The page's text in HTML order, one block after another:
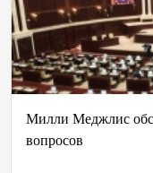
Милли Меджлис
вопросов